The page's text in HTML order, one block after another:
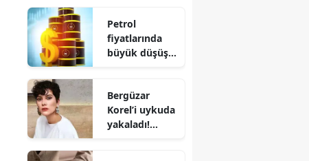
Petrol
fiyatlarında
büyük düşüş
90 dolardan 83
dolara geriledi
Bergüzar
Korel’i uykuda
yakaladı!